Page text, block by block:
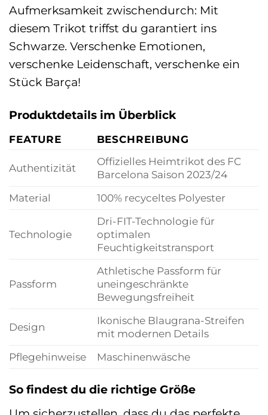
Aufmerksamkeit zwischendurch: Mit
diesem Trikot triffst du garantiert ins
Schwarze. Verschenke Emotionen,
verschenke Leidenschaft, verschenke ein
Stück Barça!
Produktdetails im Überblick
FEATURE BESCHREIBUNG
Authentizität
Offizielles Heimtrikot des FC
Barcelona Saison 2023/24
Material
100% recyceltes Polyester
Technologie
Dri-FIT-Technologie für
optimalen
Feuchtigkeitstransport
Passform
Athletische Passform für
uneingeschränkte
Bewegungsfreiheit
Design
Ikonische Blaugrana-Streifen
mit modernen Details
Pflegehinweise
Maschinenwäsche
So findest du die richtige Größe